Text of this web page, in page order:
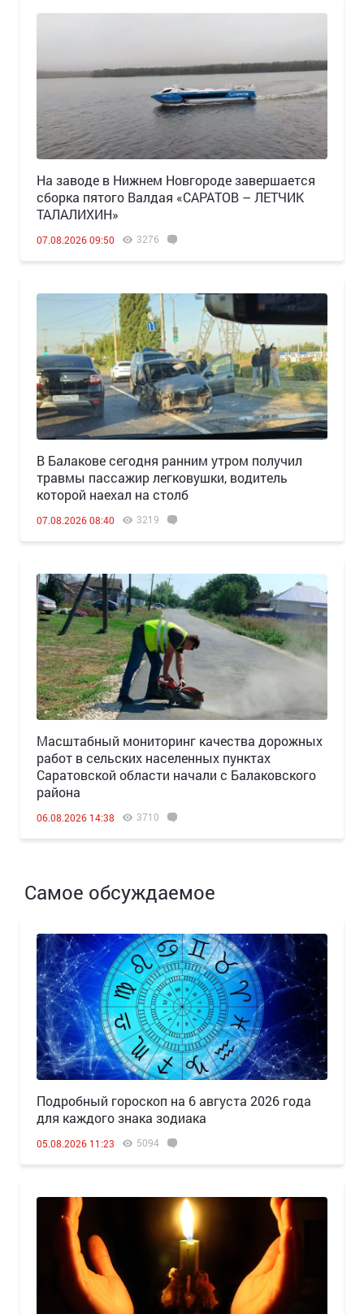
Н️а заводе в Нижнем Новгороде завершается
сборка пятого Валдая «САРАТОВ – ЛЕТЧИК
ТАЛАЛИХИН»
07.08.2026 09:50 3276
В Балакове сегодня ранним утром получил
травмы пассажир легковушки, водитель
которой наехал на столб
07.08.2026 08:40 3219
Масштабный мониторинг качества дорожных
работ в сельских населенных пунктах
Саратовской области начали с Балаковского
района
06.08.2026 14:38 3710
Самое обсуждаемое
Подробный гороскоп на 6 августа 2026 года
для каждого знака зодиака
05.08.2026 11:23 5094